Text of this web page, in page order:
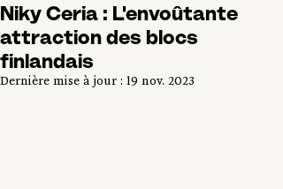
Niky Ceria : L'envoûtante
attraction des blocs
finlandais
Dernière mise à jour : 19 nov. 2023